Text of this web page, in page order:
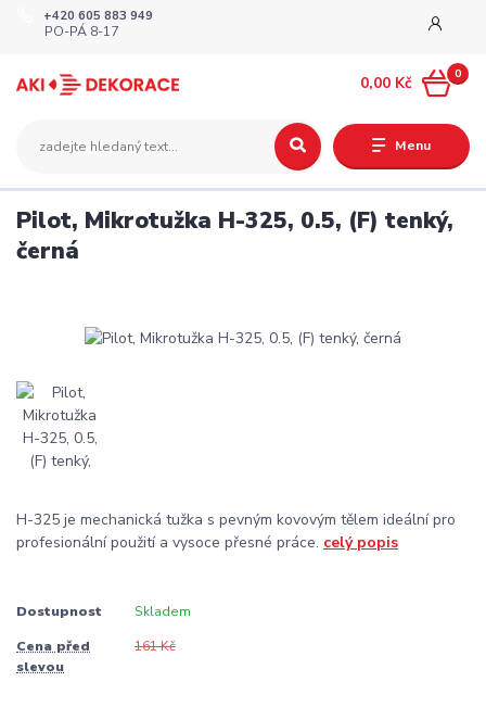
Menu
+420 605 883 949
PO-PÁ 8-17
0
0,00 Kč
Pilot, Mikrotužka H-325, 0.5, (F) tenký,
černá
H-325 je mechanická tužka s pevným kovovým tělem ideální pro
profesionální použití a vysoce přesné práce. celý popis
Dostupnost Skladem
Cena před
slevou
161 Kč